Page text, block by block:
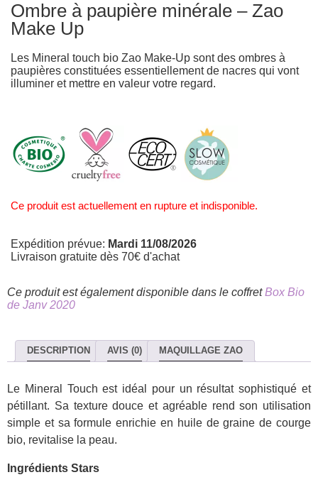
Ombre à paupière minérale – Zao
Make Up
Les Mineral touch bio Zao Make-Up sont des ombres à
paupières constituées essentiellement de nacres qui vont
illuminer et mettre en valeur votre regard.
Ce produit est actuellement en rupture et indisponible.
Expédition prévue: Mardi 11/08/2026
Livraison gratuite dès 70€ d'achat
Ce produit est également disponible dans le coffretBox Bio
de Janv 2020
DESCRIPTION AVIS (0) MAQUILLAGE ZAO
Le Mineral Touch est idéal pour un résultat sophistiqué et
pétillant. Sa texture douce et agréable rend son utilisation
simple et sa formule enrichie en huile de graine de courge
bio, revitalise la peau.
Ingrédients Stars